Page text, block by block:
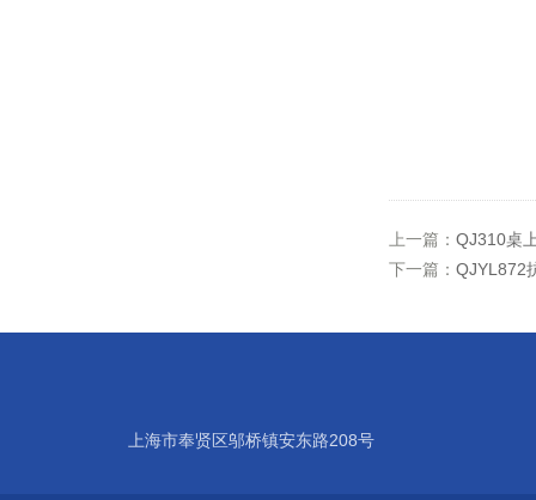
上一篇： QJ310桌
下一篇： QJYL872
上海市奉贤区邬桥镇安东路208号